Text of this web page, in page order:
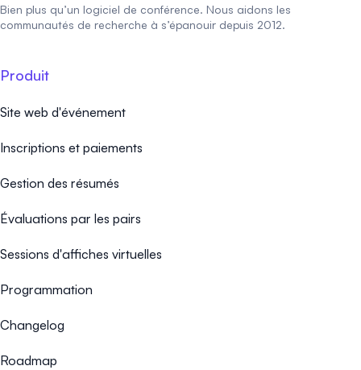
Bien plus qu’un logiciel de conférence. Nous aidons les
communautés de recherche à s’épanouir depuis 2012.
Produit
Site web d'événement
Inscriptions et paiements
Gestion des résumés
Évaluations par les pairs
Sessions d'affiches virtuelles
Programmation
Changelog
Roadmap